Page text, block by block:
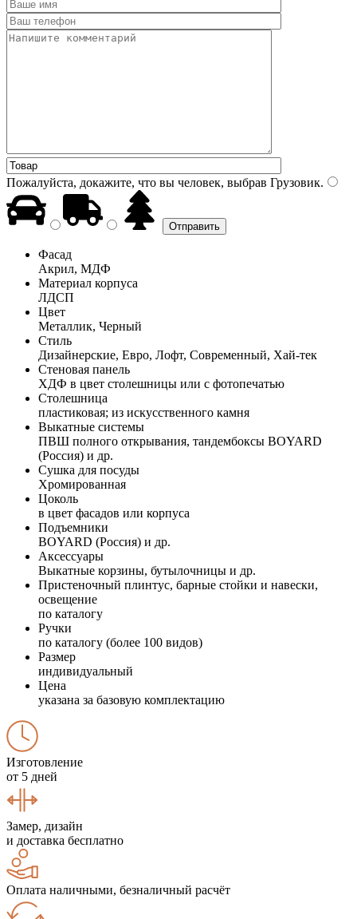
Пожалуйста, докажите, что вы человек, выбрав Грузовик.
Фасад
Акрил, МДФ
Материал корпуса
ЛДСП
Цвет
Металлик, Черный
Стиль
Дизайнерские, Евро, Лофт, Современный, Хай-тек
Стеновая панель
ХДФ в цвет столешницы или с фотопечатью
Столешница
пластиковая; из искусственного камня
Выкатные системы
ПВШ полного открывания, тандембоксы BOYARD
(Россия) и др.
Сушка для посуды
Хромированная
Цоколь
в цвет фасадов или корпуса
Подъемники
BOYARD (Россия) и др.
Аксессуары
Выкатные корзины, бутылочницы и др.
Пристеночный плинтус, барные стойки и навески,
освещение
по каталогу
Ручки
по каталогу (более 100 видов)
Размер
индивидуальный
Цена
указана за базовую комплектацию
Изготовление
от 5 дней
Замер, дизайн
и доставка бесплатно
Оплата наличными, безналичный расчёт